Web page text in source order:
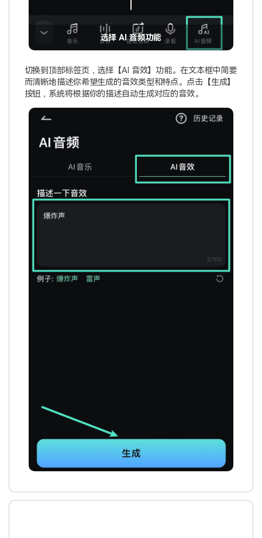
选择 AI 音频功能
切换到顶部标签页，选择【AI 音效】功能。在文本框中简要
而清晰地描述你希望生成的音效类型和特点。点击【生成】
按钮，系统将根据你的描述自动生成对应的音效。